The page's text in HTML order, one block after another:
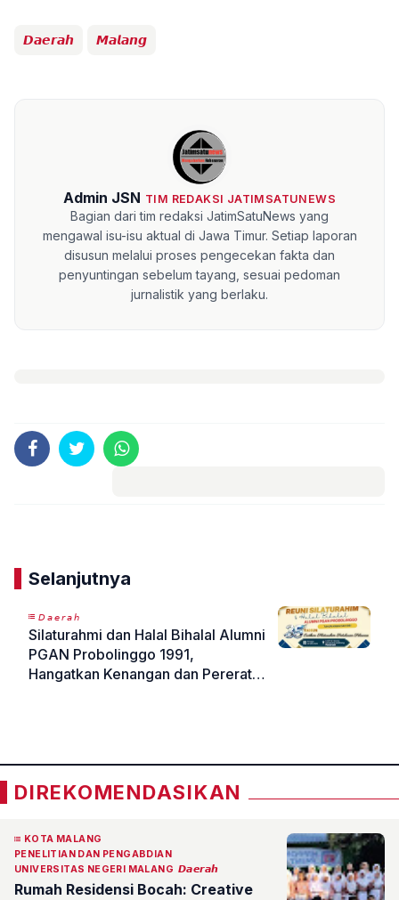
𝘿𝙖𝙚𝙧𝙖𝙝 𝙈𝙖𝙡𝙖𝙣𝙜
Admin JSN TIM REDAKSI JATIMSATUNEWS
Bagian dari tim redaksi JatimSatuNews yang
mengawal isu-isu aktual di Jawa Timur. Setiap laporan
disusun melalui proses pengecekan fakta dan
penyuntingan sebelum tayang, sesuai pedoman
jurnalistik yang berlaku.
Selanjutnya
𝘋𝘢𝘦𝘳𝘢𝘩
Silaturahmi dan Halal Bihalal Alumni
PGAN Probolinggo 1991,
Hangatkan Kenangan dan Pererat
DIREKOMENDASIKAN
KOTA MALANG
PENELITIAN DAN PENGABDIAN
UNIVERSITAS NEGERI MALANG 𝘿𝙖𝙚𝙧𝙖𝙝
Rumah Residensi Bocah: Creative